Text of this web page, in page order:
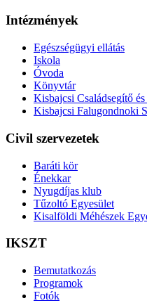
Intézmények
Egészségügyi ellátás
Iskola
Óvoda
Könyvtár
Kisbajcsi Családsegítő
Kisbajcsi Falugondnoki
Civil szervezetek
Baráti kör
Énekkar
Nyugdíjas klub
Tűzoltó Egyesület
Kisalföldi Méhészek
IKSZT
Bemutatkozás
Programok
Fotók